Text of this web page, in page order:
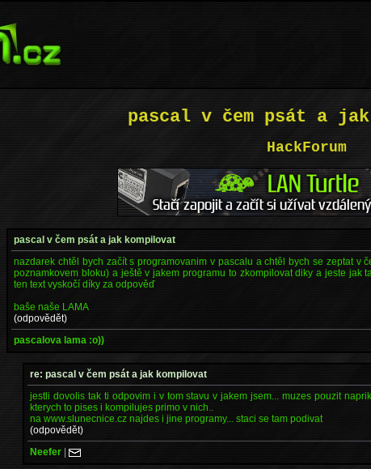
pascal v čem psát a
HackForum
pascal v čem psát a jak kompilovat
nazdarek chtěl bych začít s programovanim v pascalu a chtěl bych se zeptat v
poznamkovem bloku) a ještě v jakem programu to zkompilovat diky a jeste jak
ten text vyskočí díky za odpověď
baše naše LAMA
(odpovědět)
pascalova lama :o))
re: pascal v čem psát a jak kompilovat
jestli dovolis tak ti odpovim i v tom stavu v jakem jsem... muzes pouzit
kterych to pises i kompilujes primo v nich..
na www.slunecnice.cz najdes i jine programy... staci se tam podivat
(odpovědět)
Neefer |